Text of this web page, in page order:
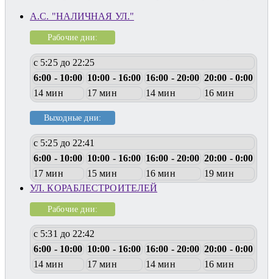
А.С. "НАЛИЧНАЯ УЛ."
Рабочие дни:
с 5:25 до 22:25
6:00 - 10:00 10:00 - 16:00 16:00 - 20:00 20:00 - 0:00
14 мин
17 мин 14 мин 16 мин
Выходные дни:
с 5:25 до 22:41
6:00 - 10:00 10:00 - 16:00 16:00 - 20:00 20:00 - 0:00
17 мин
15 мин 16 мин
19 мин
УЛ. КОРАБЛЕСТРОИТЕЛЕЙ
Рабочие дни:
с 5:31 до 22:42
6:00 - 10:00 10:00 - 16:00 16:00 - 20:00 20:00 - 0:00
14 мин
17 мин 14 мин 16 мин